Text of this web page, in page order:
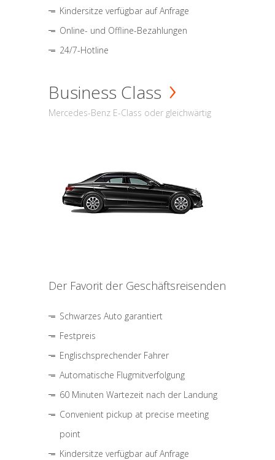
Kindersitze verfügbar auf Anfrage
Online- und Offline-Bezahlungen
24/7-Hotline
Business Class
Mercedes-Benz E-Class oder gleichwärtig
Der Favorit der Geschäftsreisenden
Schwarzes Auto garantiert
Festpreis
Englischsprechender Fahrer
Automatische Flugmitverfolgung
60 Minuten Wartezeit nach der Landung
Convenient pickup at precise meeting
point
Kindersitze verfügbar auf Anfrage